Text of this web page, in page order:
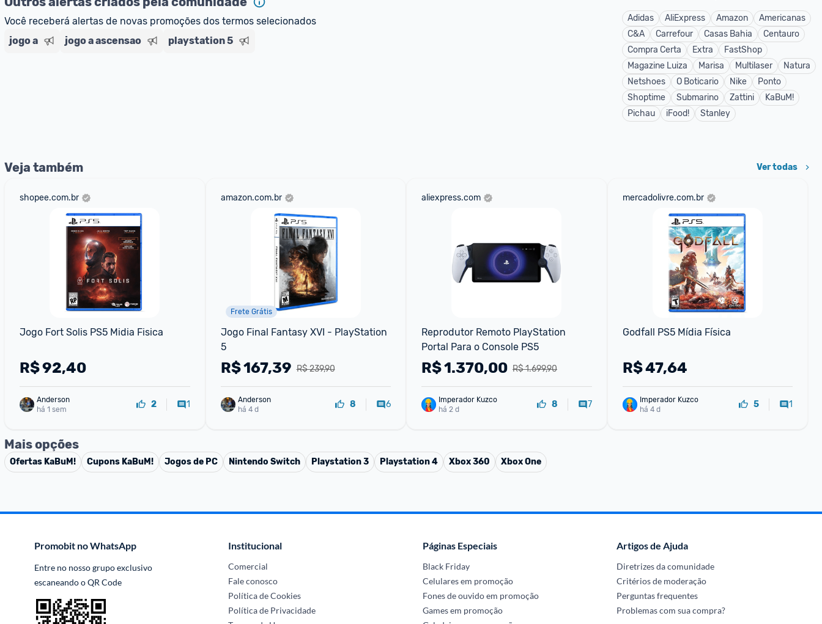
Você receberá alertas de novas promoções dos termos selecionados
jogo a
jogo a ascensao playstation 5
Adidas AliExpress Amazon
Americanas
C&A
Carrefour Casas Bahia
Centauro
Compra Certa
Extra
FastShop
Magazine Luiza
Marisa Multilaser
Natura
Netshoes
O Boticario Nike
Ponto
Shoptime
Submarino Zattini
KaBuM!
Pichau
iFood! Stanley
Veja também Ver todas
shopee.com.br
Jogo Fort Solis PS5 Midia Fisica
R$92,40
Anderson
há 1 sem
2 1
amazon.com.br
Frete Grátis
Jogo Final Fantasy XVI - PlayStation
5
R$ 239,90
R$167,39
Anderson
há 4 d
8 6
aliexpress.com
Reprodutor Remoto PlayStation
Portal Para o Console PS5
R$ 1.699,90
R$1.370,00
Imperador Kuzco
há 2 d
8 7
mercadolivre.com.br
Godfall PS5 Mídia Física
R$47,64
Imperador Kuzco
há 4 d
5 1
Mais opções
Ofertas KaBuM! Cupons KaBuM! Jogos de PC Nintendo Switch Playstation 3 Playstation 4 Xbox 360 Xbox One
Promobit no WhatsApp
Entre no nosso grupo exclusivo
escaneando o QR Code
Institucional
Comercial
Fale conosco
Política de Cookies
Política de Privacidade
Páginas Especiais
Black Friday
Celulares em promoção
Fones de ouvido em promoção
Games em promoção
Artigos de Ajuda
Diretrizes da comunidade
Critérios de moderação
Perguntas frequentes
Problemas com sua compra?